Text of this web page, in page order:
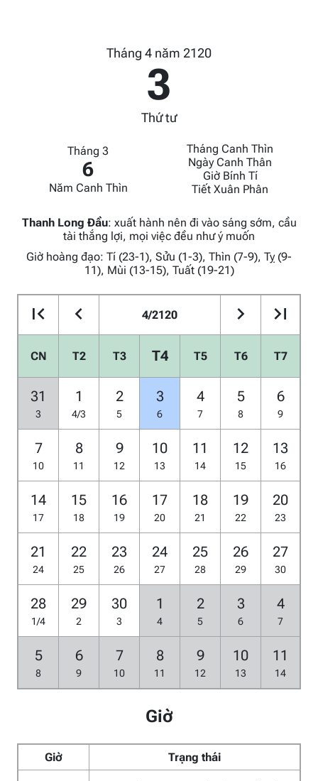
Tháng 4 năm 2120
3
Thứ tư
Tháng 3
6
Năm Canh Thìn
Tháng Canh Thìn
Ngày Canh Thân
Giờ Bính Tí
Tiết Xuân Phân
Thanh Long Đầu: xuất hành nên đi vào sáng sớm, cầu
tài thắng lợi, mọi việc đều như ý muốn
Giờ hoàng đạo: Tí (23-1), Sửu (1-3), Thìn (7-9), Tỵ (9-
11), Mùi (13-15), Tuất (19-21)
4/2120
CN T2 T3 T4 T5 T6 T7
31
3
1
4/3
2
5
3
6
4
7
5
8
6
9
7
10
8
11
9
12
10
13
11
14
12
15
13
16
14
17
15
18
16
19
17
20
18
21
19
22
20
23
21
24
22
25
23
26
24
27
25
28
26
29
27
30
28
1/4
29
2
30
3
1
4
2
5
3
6
4
7
5
8
6
9
7
10
8
11
9
12
10
13
11
14
Giờ
Giờ Trạng thái